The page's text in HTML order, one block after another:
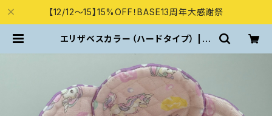
【12/12～15】15%OFF！BASE13周年大感謝祭
エリザベスカラー（ハードタイプ） | C